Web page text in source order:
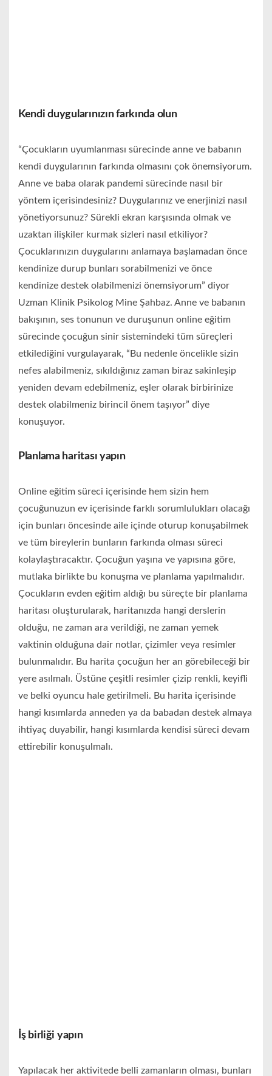
Kendi duygularınızın farkında olun
“Çocukların uyumlanması sürecinde anne ve babanın
kendi duygularının farkında olmasını çok önemsiyorum.
Anne ve baba olarak pandemi sürecinde nasıl bir
yöntem içerisindesiniz? Duygularınız ve enerjinizi nasıl
yönetiyorsunuz? Sürekli ekran karşısında olmak ve
uzaktan ilişkiler kurmak sizleri nasıl etkiliyor?
Çocuklarınızın duygularını anlamaya başlamadan önce
kendinize durup bunları sorabilmenizi ve önce
kendinize destek olabilmenizi önemsiyorum” diyor
Uzman Klinik Psikolog Mine Şahbaz. Anne ve babanın
bakışının, ses tonunun ve duruşunun online eğitim
sürecinde çocuğun sinir sistemindeki tüm süreçleri
etkilediğini vurgulayarak, “Bu nedenle öncelikle sizin
nefes alabilmeniz, sıkıldığınız zaman biraz sakinleşip
yeniden devam edebilmeniz, eşler olarak birbirinize
destek olabilmeniz birincil önem taşıyor” diye
konuşuyor.
Planlama haritası yapın
Online eğitim süreci içerisinde hem sizin hem
çocuğunuzun ev içerisinde farklı sorumlulukları olacağı
için bunları öncesinde aile içinde oturup konuşabilmek
ve tüm bireylerin bunların farkında olması süreci
kolaylaştıracaktır. Çocuğun yaşına ve yapısına göre,
mutlaka birlikte bu konuşma ve planlama yapılmalıdır.
Çocukların evden eğitim aldığı bu süreçte bir planlama
haritası oluşturularak, haritanızda hangi derslerin
olduğu, ne zaman ara verildiği, ne zaman yemek
vaktinin olduğuna dair notlar, çizimler veya resimler
bulunmalıdır. Bu harita çocuğun her an görebileceği bir
yere asılmalı. Üstüne çeşitli resimler çizip renkli, keyifli
ve belki oyuncu hale getirilmeli. Bu harita içerisinde
hangi kısımlarda anneden ya da babadan destek almaya
ihtiyaç duyabilir, hangi kısımlarda kendisi süreci devam
ettirebilir konuşulmalı.
İş birliği yapın
Yapılacak her aktivitede belli zamanların olması, bunları